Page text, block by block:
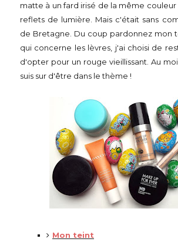
matte à un fard irisé de la même couleur
reflets de lumière. Mais c'était sans
de Bretagne. Du coup pardonnez mon
qui concerne les lèvres, j'ai choisi de
d'opter pour un rouge vieillissant. Au
suis sur d'être dans le thème !
Mon teint